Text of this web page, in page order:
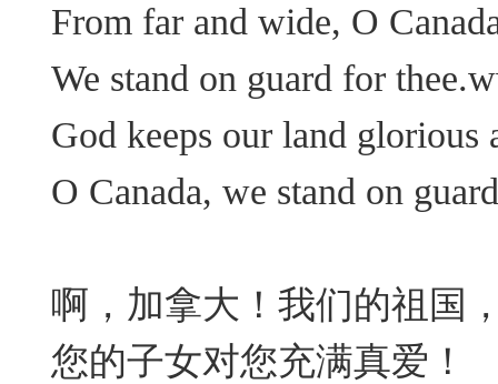
From far and wide, O
We stand on guard for
God keeps our land glorious
O Canada, we stand on
啊，加拿大！我们的祖国
您的子女对您充满真爱！